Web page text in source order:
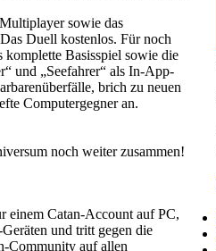
sowie das
Duell kostenlos. Für noch
komplette Basisspiel sowie die
und „Seefahrer“ als In-App-
brich zu neuen
Computergegner an.
noch weiter zusammen!
einem Catan-Account auf PC,
und tritt gegen die
Community auf allen